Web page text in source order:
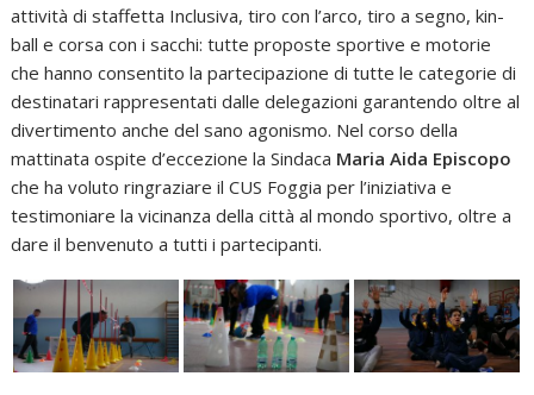
attività di staffetta Inclusiva, tiro con l’arco, tiro a segno, kin-
ball e corsa con i sacchi: tutte proposte sportive e motorie
che hanno consentito la partecipazione di tutte le categorie di
destinatari rappresentati dalle delegazioni garantendo oltre al
divertimento anche del sano agonismo. Nel corso della
mattinata ospite d’eccezione la Sindaca Maria Aida Episcopo
che ha voluto ringraziare il CUS Foggia per l’iniziativa e
testimoniare la vicinanza della città al mondo sportivo, oltre a
dare il benvenuto a tutti i partecipanti.